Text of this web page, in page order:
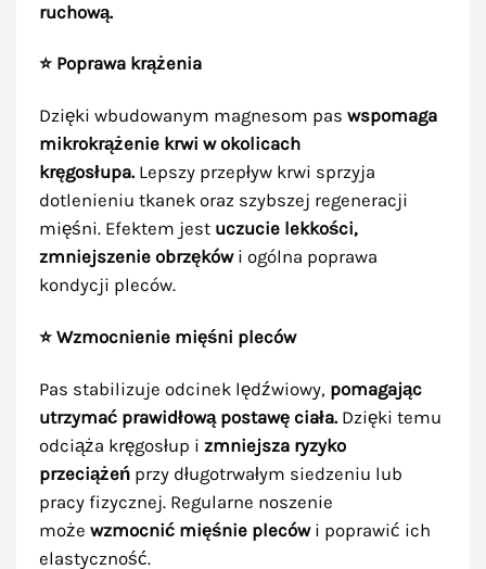
ruchową.
⭐ Poprawa krążenia
Dzięki wbudowanym magnesom pas wspomaga
mikrokrążenie krwi w okolicach
kręgosłupa. Lepszy przepływ krwi sprzyja
dotlenieniu tkanek oraz szybszej regeneracji
mięśni. Efektem jest uczucie lekkości,
zmniejszenie obrzękówi ogólna poprawa
kondycji pleców.
⭐ Wzmocnienie mięśni pleców
Pas stabilizuje odcinek lędźwiowy, pomagając
utrzymać prawidłową postawę ciała. Dzięki temu
odciąża kręgosłup i zmniejsza ryzyko
przeciążeńprzy długotrwałym siedzeniu lub
pracy fizycznej. Regularne noszenie
może wzmocnić mięśnie pleców i poprawić ich
elastyczność.